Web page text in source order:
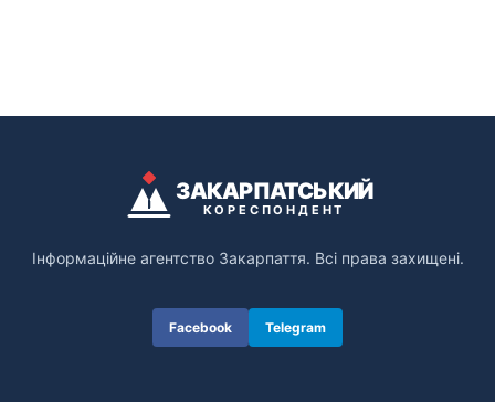
ЗАКАРПАТСЬКИЙ
КОРЕСПОНДЕНТ
Інформаційне агентство Закарпаття. Всі права захищені.
Facebook Telegram